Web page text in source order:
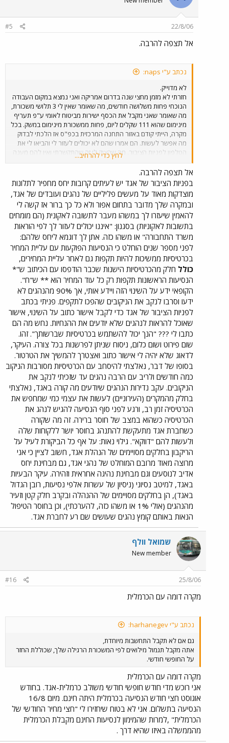
22/8/06
#5
אל תצפה להרבה.
נכתב ע"י naps:
לא מדוייק.
חזרתי לא מזמן מחצי שנה בדרום אמריקה ואני נמצא במקום העבודה
הנוכחי פחות משלושה חודשים, מה שאומר שאין לי 3 תלושי משכורת,
מה שאומר שאני מקבל את הכסף ישירות מביטוח לאומי ע"פ תעריף
מינימום שהוא 111 שקלים ליום, פחות ממשכורת מינימום במשק. בכל
מקרה, הייתי קודם באזור התחנה המרכזית בכפ"ס אז הלכתי לבדוק
מה אפשר לעשות. הם אמרו שהם לא יכולים לעזור לי והביאו לי את
הטלפון לפניות הציבור. מה שהציק לי זה שהתקשרתי ואין להם מענה
טלפוני לפניות הציבור! ממש התפלאתי. כל מה שהם אומרים זה
שאפשר לפנות בפקס, באינטרנט ובדואר. למה אין מענה של נציגי
שירות? זה נראה לי מינימום של שירות. מה שאני מפחד, זה שבכתב
יקח להם יותר מידי זמן לענות לבקשה ואני אאלץ לקנות כבר חופשי
חודשי שך ספטמבר, גם אם הם יחליטו כן לבוא לקראתי...
לחץ כדי להרחיב...
אל תצפה להרבה.
בפניות הציבור של אגד יש לעיתים קרובות יחס מחפיר לתלונות
מוצדקות מאוד על מעשים פליליים של נהגים ועובדים של אגד,
ובמקרה שלך מדובר בתחום אפור ולא כל כך ברור אז קשה לי
להאמין שיעזרו לך במשהו מעבר לתשובה לאקונית (הם מומחים
בתשובות לאקוניות) בסגנון: "איננו יכולים לעזור לך לפי הוראות
משרד התחבורה" או משהו כזה. אתן לך דוגמא ליחס שלהם:
לפני מספר שנים הוחלט כי הנסיעות הפוקעות עם עליית המחיר
בכרטיסיות ממשיכות להיות תקפות גם לאחר עליית המחירים,
כולל חלק מהכרטיסיות הישנות שכבר הודפסו עם הכיתוב ש"*
הנסיעות הראשונות תקפות רק כל עוד המחיר הוא ** ש"ח".
הקופאי ידע על השינוי הזה ויידע אותי, אך 90% מהנהגים לא
ידעו וסרבו לנקב את הניקובים שהפכו לתקפים. פניתי בכתב
לפניות הציבור של אגד כדי לקבל אישור כתוב על השינוי, אישור
שאוכל להראות לנהגים שלא יודעים את ההנחיות. נחש מה הם
כתבו לי ??? "הנך יכול להשתמש בכרטיסיות שברשותך". זהו.
שום פירוט ושום כלום, ניסוח שניתן לפרשנות בכל צורה. העיקר,
לדאוג שלא יהיה לי אישור כתוב ואצטרך להמשיך את הטרטור.
בסופו של דבר, נאלצתי להיסחב עם הכרטיסיות מסורבות הניקוב
כמה חודשים ולריב עם הרבה נהגים עד שזכיתי לנקב את
הניקובים. עקב נדירות הנהגים שיודעים מה קורה באגד, נאלצתי
בחלק מהמקרים (העירוניים) לעשות את עצמי כמי שמחפש את
הכרטיסיה זמן רב, ורגע לפני סוף הנסיעה להגיש לנהג את
הכרטיסיה כשהוא במצב של חוסר ברירה. זה מה שקורה
כשחברת אגד מתעקשת להתנהג בחוסר יושר ללקוחות שלה
ולעשות להם "דווקא". גילוי נאות: על אף כל הביקורת לעיל על
הריקבון בחלקים מסויימים של הנהלת אגד, חשוב לציין כי אני
מרוצה מאוד מרובם המוחלט של נהגי אגד, גם מבחינת יחס
אדיב לנוסעים וגם מבחינת נהיגה אחראית וזהירה. עיקר הבעיות
באגד, למיטב נסיוני (ניסיון של עשרות אלפי נסיעות, רובן הגדול
באגד), הן בחלקים מסויימים של ההנהלה ובקרב חלק קטן וזעיר
מהנהגים (אולי 1% או משהו כזה, להערכתי), וכן בחוסר הטיפול
הנאות באותם קומץ נהגים שעושים שם רע לחברת אגד.
שמואל וולף
New member
25/8/06
#16
מקרה דומה עם הכרמלית
נכתב ע"י harhanegev:
גם אם לא תקבל התחשבות מיוחדת,
אתה מקבל תגמול מילואים לפי המשכורת הרגילה שלך, שכוללת החזר
על החופשי חודשי.
מקרה דומה עם הכרמלית
אני רוכש מדי חודש חופשי חודשי משולב כרמלית-אגד. בחודש
אוגוסט חצי חודש הנסיעה בכרמלית היתה חינם. מיום 16/8
הנסיעה בתשלום. אני לא בטוח שיחזירו לי "חצי מחיר החודשי של
הכרמלית" ,למרות שהמימון לנסיעות החינם מקבלת הכרמלית
מהממשלה באיזו שהיא דרך .